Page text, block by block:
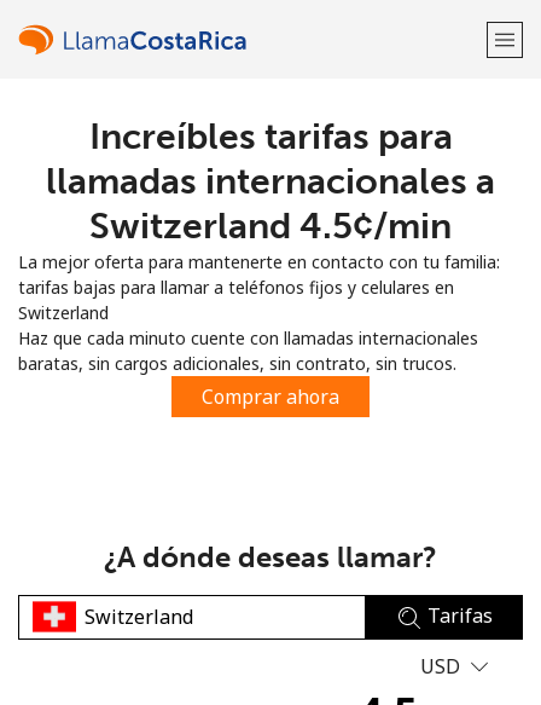
¡Bienvenido!
Regístrate con
o
Increíbles tarifas para
llamadas internacionales a
Switzerland ⁦4.5¢⁩/min
La mejor oferta para mantenerte en contacto con tu familia:
tarifas bajas para llamar a teléfonos fijos y celulares en
Switzerland
Haz que cada minuto cuente con llamadas internacionales
baratas, sin cargos adicionales, sin contrato, sin trucos.
Comprar ahora
¿A dónde deseas llamar?
Tarifas
USD